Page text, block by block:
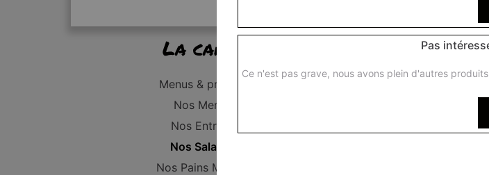
La carte
Menus & promos
Nos Menus
Nos Entrées
Nos Salades
Nos Pains Maison
Pas
Ce n'est pas grave, nous avons plein d'autres